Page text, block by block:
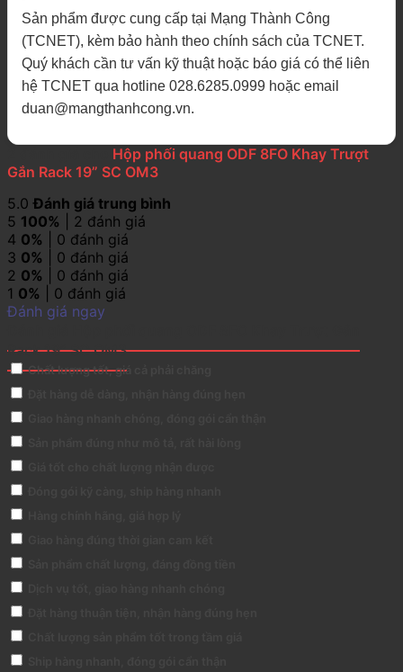
Sản phẩm được cung cấp tại Mạng Thành Công
(TCNET), kèm bảo hành theo chính sách của TCNET.
Quý khách cần tư vấn kỹ thuật hoặc báo giá có thể liên
hệ TCNET qua hotline 028.6285.0999 hoặc email
duan@mangthanhcong.vn.
Hộp phối quang ODF 8FO Khay Trượt
Gắn Rack 19” SC OM3
5.0Đánh giá trung bình
5 100% | 2 đánh giá
4 0% | 0 đánh giá
3 0% | 0 đánh giá
2 0% | 0 đánh giá
1 0% | 0 đánh giá
Đánh giá ngay
Rack 19” SC OM3
Chất lượng tốt, giá cả phải chăng